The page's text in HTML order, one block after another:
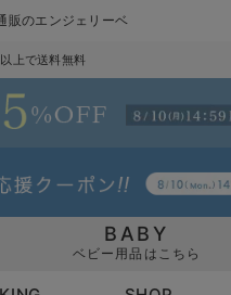
販のエンジェリーベ
上で送料無料
BABY
ベビー用品はこちら